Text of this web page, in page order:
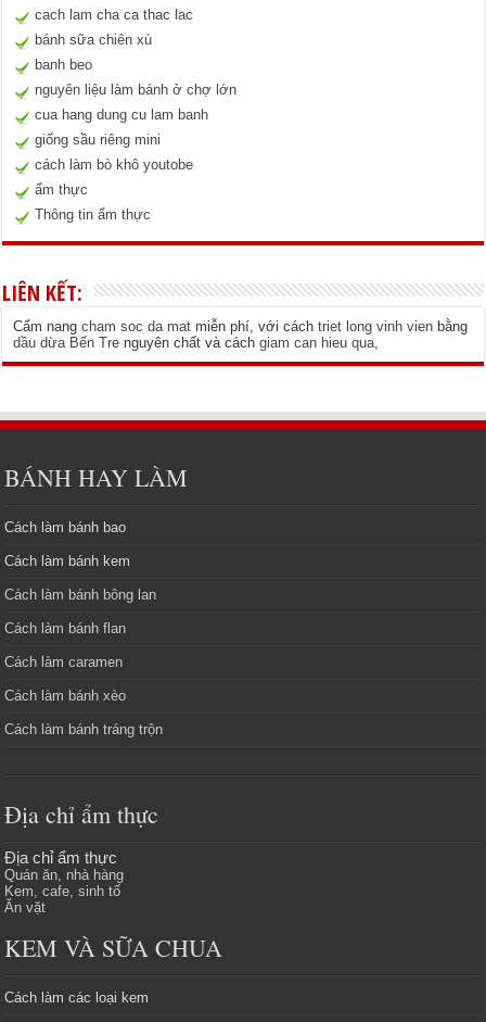
cach lam cha ca thac lac
bánh sữa chiên xù
banh beo
nguyên liệu làm bánh ở chợ lớn
cua hang dung cu lam banh
giống sầu riêng mini
cách làm bò khô youtobe
ẩm thực
Thông tin ẩm thực
LIÊN KẾT:
Cẩm nangcham soc da mat miễn phí, với cáchtriet long vinh vien bằng
dầu dừa Bến Tre nguyên chất và cáchgiam can hieu qua,
BÁNH HAY LÀM
Cách làm bánh bao
Cách làm bánh kem
Cách làm bánh bông lan
Cách làm bánh flan
Cách làm caramen
Cách làm bánh xèo
Cách làm bánh tráng trộn
Địa chỉ ẩm thực
Địa chỉ ẩm thực
Quán ăn, nhà hàng
Kem, cafe, sinh tố
Ăn vặt
KEM VÀ SỮA CHUA
Cách làm các loại kem